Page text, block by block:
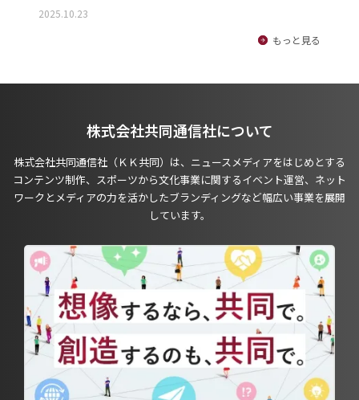
2025.10.23
もっと見る
株式会社共同通信社について
株式会社共同通信社（ＫＫ共同）は、ニュースメディアをはじめとする
コンテンツ制作、スポーツから文化事業に関するイベント運営、ネット
ワークとメディアの力を活かしたブランディングなど幅広い事業を展開
しています。